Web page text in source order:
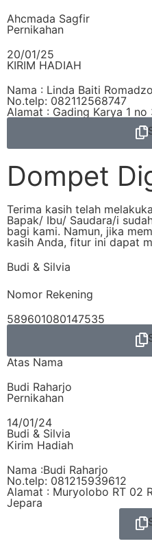
Ahcmada Sagfir
Pernikahan
20/01/25
KIRIM HADIAH
Nama : Linda Baiti
No.telp: 082112568747
Alamat : Gading Karya 1 no
Dompet
Terima kasih telah
Bapak/ Ibu/ Saudara/i
bagi kami. Namun, jika
kasih Anda, fitur ini dapat
Budi & Silvia
Nomor Rekening
589601080147535
Atas Nama
Budi Raharjo
Pernikahan
14/01/24
Budi & Silvia
Kirim Hadiah
Nama :Budi Raharjo
No.telp: 081215939612
Alamat : Muryolobo RT 02
Jepara